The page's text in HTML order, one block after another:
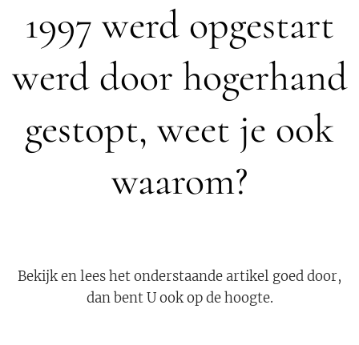
1997 werd opgestart
werd door hogerhand
gestopt, weet je ook
waarom?
Bekijk en lees het onderstaande artikel goed door,
dan bent U ook op de hoogte.